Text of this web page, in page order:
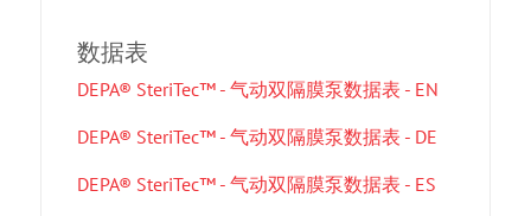
数据表
DEPA® SteriTec™ - 气动双隔膜泵数据表 - EN
DEPA® SteriTec™ - 气动双隔膜泵数据表 - DE
DEPA® SteriTec™ - 气动双隔膜泵数据表 - ES